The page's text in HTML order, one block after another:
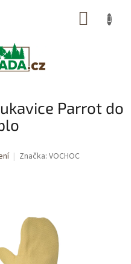
Parrot do
Značka: VOCHOC